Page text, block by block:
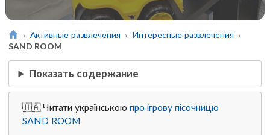
Активные развлечения
Интересные развлечения
SAND ROOM
Показать содержание
🇺🇦 Читати українськоюпро ігрову пісочницю
SAND ROOM